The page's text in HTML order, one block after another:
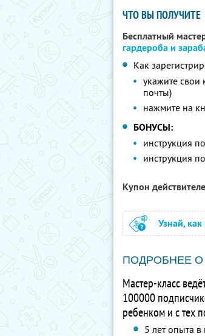
ЧТО ВЫ ПОЛУЧИТЕ
Бесплатный
гардероба и
Как
укажите свои
почты)
нажмите на
БОНУСЫ:
инструкция
инструкция
Купон
Узнай,
ПОДРОБНЕЕ
Мастер-класс
100000
ребенком и с тех
5 лет опыта